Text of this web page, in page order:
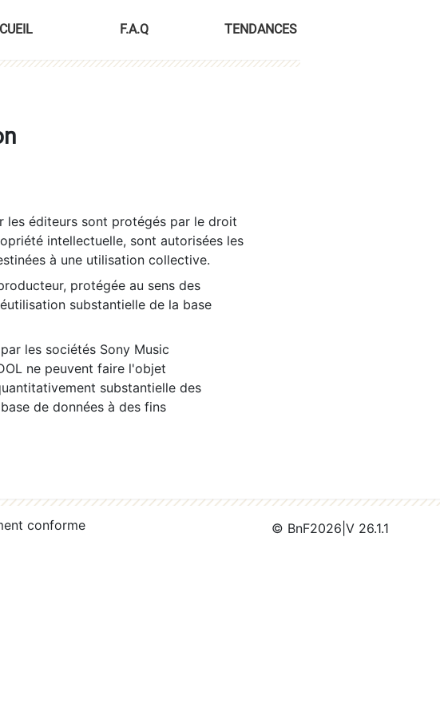
F.A.Q TENDANCES
les éditeurs sont protégés par le droit
intellectuelle, sont autorisées les
à une utilisation collective.
protégée au sens des
substantielle de la base
les sociétés Sony Music
ne peuvent faire l'objet
substantielle des
de données à des fins
conforme © BnF2026 V 26.1.1